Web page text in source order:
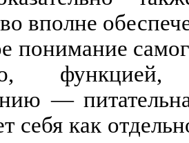
вполне
понимание
функцией,
—
себя как